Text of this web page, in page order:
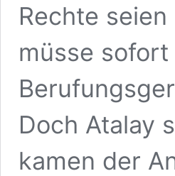
Rechte
müsse
Doch Atalay
kamen der